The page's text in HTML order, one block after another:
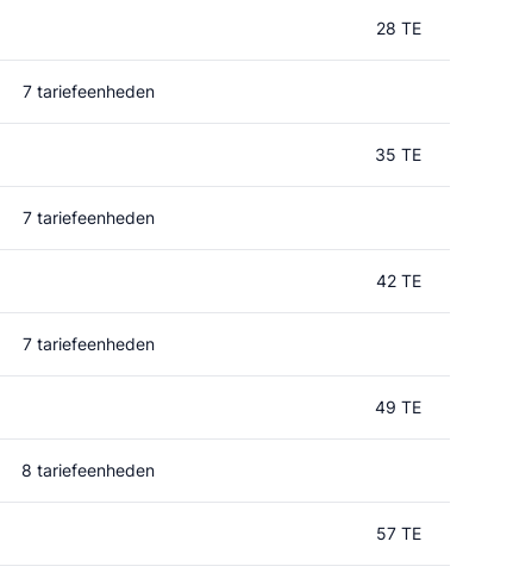
28 TE
7 tariefeenheden
35 TE
7 tariefeenheden
42 TE
7 tariefeenheden
49 TE
8 tariefeenheden
57 TE